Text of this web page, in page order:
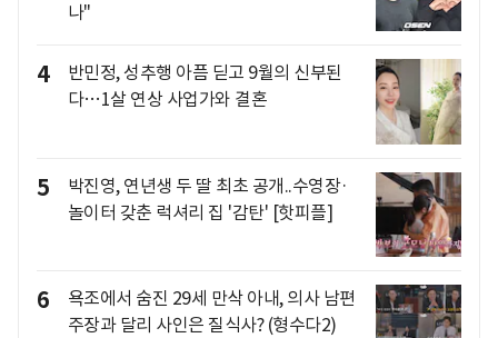
나"
4
반민정, 성추행 아픔 딛고 9월의 신부된
다…1살 연상 사업가와 결혼
5
박진영, 연년생 두 딸 최초 공개..수영장·
놀이터 갖춘 럭셔리 집 '감탄' [핫피플]
6
욕조에서 숨진 29세 만삭 아내, 의사 남편
주장과 달리 사인은 질식사? (형수다2)